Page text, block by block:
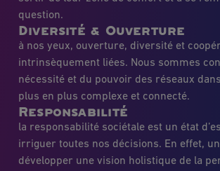
question.
Diversité & Ouverture
à nos yeux, ouverture, diversité et
intrinsèquement liées. Nous sommes
nécessité et du pouvoir des réseaux
plus en plus complexe et connecté.
Responsabilité
la responsabilité sociétale est un état
irriguer toutes nos décisions. En effet,
développer une vision holistique de la